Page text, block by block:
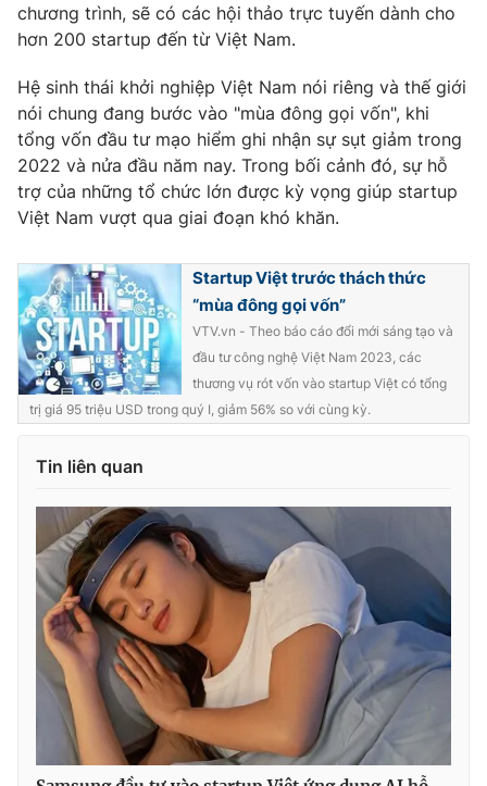
VTV Sức khoẻ Bất động sản
Thị trường 24h Tấm lòng Việt
VTV4 Vươn mình bằng AI
VTV9 VTV8
Liên hệ tòa soạn English
THỜI BÁO VTV
Theo dõi báo trên
Cơ quan chủ quản:
Đài Truyền hình Việt Nam
Cơ quan báo chí:Thời báo VTV
Giấy phép hoạt động báo in và báo điện tử số 483/GP-BTTTT
cấp ngày 29/12/2023
Tổng Biên tập:Vũ Thanh Thủy
Phó Tổng Biên tập: Nguyễn Thị Mỹ Hạnh, Phạm Quốc Thắng,
Nguyễn Trọng Ninh
Tổng đài VTV:024.38 355 931 - 024.38 355 932
chương trình, sẽ có các hội thảo trực tuyến dành cho
hơn 200 startup đến từ Việt Nam.
Hệ sinh thái khởi nghiệp Việt Nam nói riêng và thế giới
nói chung đang bước vào "mùa đông gọi vốn", khi
tổng vốn đầu tư mạo hiểm ghi nhận sự sụt giảm trong
2022 và nửa đầu năm nay. Trong bối cảnh đó, sự hỗ
trợ của những tổ chức lớn được kỳ vọng giúp startup
Việt Nam vượt qua giai đoạn khó khăn.
Startup Việt trước thách thức
“mùa đông gọi vốn”
VTV.vn - Theo báo cáo đổi mới sáng tạo và
đầu tư công nghệ Việt Nam 2023, các
thương vụ rót vốn vào startup Việt có tổng
trị giá 95 triệu USD trong quý I, giảm 56% so với cùng kỳ.
Tin liên quan